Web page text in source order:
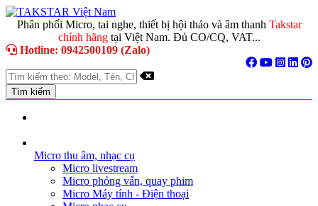
Phân phối Micro, tai nghe, thiết bị hội thảo và âm thanh Takstar
chính hãng tại Việt Nam. Đủ CO/CQ, VAT...
Hotline: 0942500109 (Zalo)
Micro thu âm, nhạc cụ
Micro livestream
Micro phỏng vấn, quay phim
Micro Máy tính - Điện thoại